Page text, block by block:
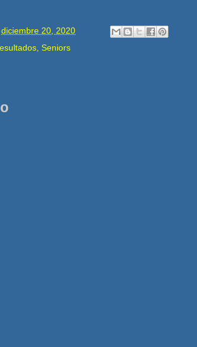
diciembre 20, 2020
Seniors